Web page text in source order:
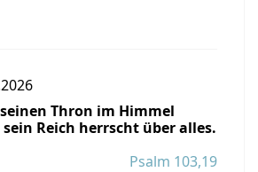
seinen Thron im Himmel
Reich herrscht über alles.
Psalm 103,19